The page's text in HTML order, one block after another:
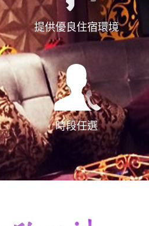
提供優良住宿環境
時段任選